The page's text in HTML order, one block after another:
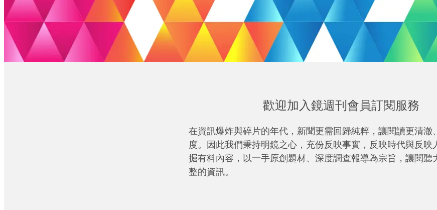
歡迎加入鏡週刊會員訂閱服務
在資訊爆炸與碎片的年代，新聞更需回歸純粹，讓閱讀更清澈
度。因此我們秉持明鏡之心，充份反映事實，反映時代與反映
掘有料內容，以一手原創題材、深度調查報導為宗旨，讓閱聽
整的資訊。